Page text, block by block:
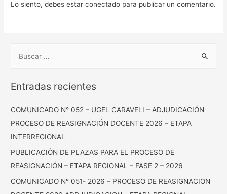
Lo siento, debes estarconectado para publicar un comentario.
Entradas recientes
COMUNICADO N° 052 – UGEL CARAVELI – ADJUDICACIÓN
PROCESO DE REASIGNACIÓN DOCENTE 2026 – ETAPA
INTERREGIONAL
PUBLICACIÓN DE PLAZAS PARA EL PROCESO DE
REASIGNACIÓN – ETAPA REGIONAL – FASE 2 – 2026
COMUNICADO N° 051- 2026 – PROCESO DE REASIGNACION